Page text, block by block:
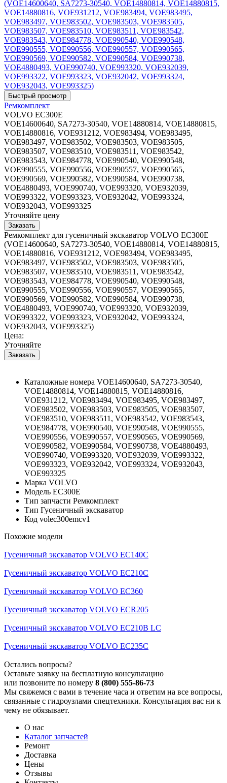
Ремкомплект
VOLVO EC300E
VOE14600640, SA7273-30540, VOE14880814, VOE14880815,
VOE14880816, VOE931212, VOE983494, VOE983495,
VOE983497, VOE983502, VOE983503, VOE983505,
VOE983507, VOE983510, VOE983511, VOE983542,
VOE983543, VOE984778, VOE990540, VOE990548,
VOE990555, VOE990556, VOE990557, VOE990565,
VOE990569, VOE990582, VOE990584, VOE990738,
VOE4880493, VOE990740, VOE993320, VOE932039,
VOE993322, VOE993323, VOE932042, VOE993324,
VOE932043, VOE993325
Уточняйте цену
Ремкомплект для гусеничный экскаватор VOLVO EC300E
(VOE14600640, SA7273-30540, VOE14880814, VOE14880815,
VOE14880816, VOE931212, VOE983494, VOE983495,
VOE983497, VOE983502, VOE983503, VOE983505,
VOE983507, VOE983510, VOE983511, VOE983542,
VOE983543, VOE984778, VOE990540, VOE990548,
VOE990555, VOE990556, VOE990557, VOE990565,
VOE990569, VOE990582, VOE990584, VOE990738,
VOE4880493, VOE990740, VOE993320, VOE932039,
VOE993322, VOE993323, VOE932042, VOE993324,
VOE932043, VOE993325)
Цена:
Уточняйте
Каталожные номера VOE14600640, SA7273-30540,
VOE14880814, VOE14880815, VOE14880816,
VOE931212, VOE983494, VOE983495, VOE983497,
VOE983502, VOE983503, VOE983505, VOE983507,
VOE983510, VOE983511, VOE983542, VOE983543,
VOE984778, VOE990540, VOE990548, VOE990555,
VOE990556, VOE990557, VOE990565, VOE990569,
VOE990582, VOE990584, VOE990738, VOE4880493,
VOE990740, VOE993320, VOE932039, VOE993322,
VOE993323, VOE932042, VOE993324, VOE932043,
VOE993325
Марка VOLVO
Модель EC300E
Тип запчасти Ремкомплект
Тип Гусеничный экскаватор
Код volec300emcv1
Похожие модели
Гусеничный экскаватор VOLVO EC140C
Гусеничный экскаватор VOLVO EC210C
Гусеничный экскаватор VOLVO EC360
Гусеничный экскаватор VOLVO ECR205
Гусеничный экскаватор VOLVO EC210B LC
Гусеничный экскаватор VOLVO EC235C
Остались вопросы?
Оставьте заявку на бесплатную консультацию
или позвоните по номеру 8 (800) 555-86-73
Мы свяжемся с вами в течение часа и ответим на все вопросы,
связанные с гидроузлами спецтехники. Консультация вас ни к
чему не обязывает.
О нас
Каталог запчастей
Ремонт
Доставка
Цены
Отзывы